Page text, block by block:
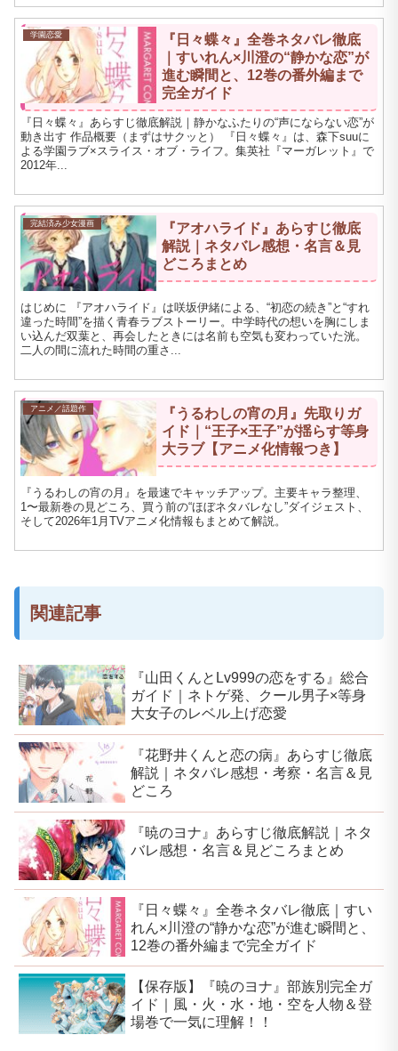
学園恋愛
『日々蝶々』全巻ネタバレ徹底
｜すいれん×川澄の“静かな恋”が
進む瞬間と、12巻の番外編まで
完全ガイド
『日々蝶々』あらすじ徹底解説｜静かなふたりの“声にならない恋”が
動き出す 作品概要（まずはサクッと） 『日々蝶々』は、森下suuに
よる学園ラブ×スライス・オブ・ライフ。集英社『マーガレット』で
2012年...
完結済み少女漫画
『アオハライド』あらすじ徹底
解説｜ネタバレ感想・名言＆見
どころまとめ
はじめに 『アオハライド』は咲坂伊緒による、“初恋の続き”と“すれ
違った時間”を描く青春ラブストーリー。中学時代の想いを胸にしま
い込んだ双葉と、再会したときには名前も空気も変わっていた洸。
二人の間に流れた時間の重さ...
アニメ／話題作
『うるわしの宵の月』先取りガ
イド｜“王子×王子”が揺らす等身
大ラブ【アニメ化情報つき】
『うるわしの宵の月』を最速でキャッチアップ。主要キャラ整理、
1〜最新巻の見どころ、買う前の“ほぼネタバレなし”ダイジェスト、
そして2026年1月TVアニメ化情報もまとめて解説。
関連記事
『山田くんとLv999の恋をする』総合
ガイド｜ネトゲ発、クール男子×等身
大女子のレベル上げ恋愛
『花野井くんと恋の病』あらすじ徹底
解説｜ネタバレ感想・考察・名言＆見
どころ
『暁のヨナ』あらすじ徹底解説｜ネタ
バレ感想・名言＆見どころまとめ
『日々蝶々』全巻ネタバレ徹底｜すい
れん×川澄の“静かな恋”が進む瞬間と、
12巻の番外編まで完全ガイド
【保存版】『暁のヨナ』部族別完全ガ
イド｜風・火・水・地・空を人物＆登
場巻で一気に理解！！